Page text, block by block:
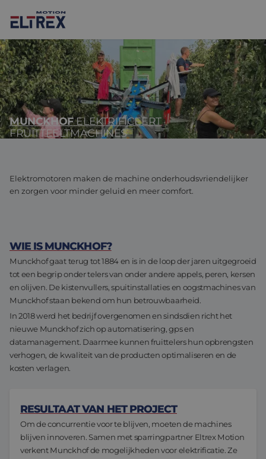
Onze oplossingen
Drives & controllers
Design & prototyping
Assemblage & Customizing
Agri-food
Harsh environments
Manufacturing
Defensie
Projecten
Contact opnemen
MUNCKHOFELEKTRIFICEERT
FRUITTEELTMACHINES
Elektromotoren maken de machine onderhoudsvriendelijker
en zorgen voor minder geluid en meer comfort.
WIE IS MUNCKHOF?
Munckhof gaat terug tot 1884 en is in de loop der jaren uitgegroeid
tot een begrip onder telers van onder andere appels, peren, kersen
en olijven. De kistenvullers, spuitinstallaties en oogstmachines van
Munckhof staan bekend om hun betrouwbaarheid.
In 2018 werd het bedrijf overgenomen en sindsdien richt het
nieuwe Munckhof zich op automatisering, gps en
datamanagement. Daarmee kunnen fruittelers hun opbrengsten
verhogen, de kwaliteit van de producten optimaliseren en de
kosten verlagen.
RESULTAAT VAN HET PROJECT
Om de concurrentie voor te blijven, moeten de machines
blijven innoveren. Samen met sparringpartner Eltrex Motion
verkent Munckhof de mogelijkheden voor elektrificatie. Ze